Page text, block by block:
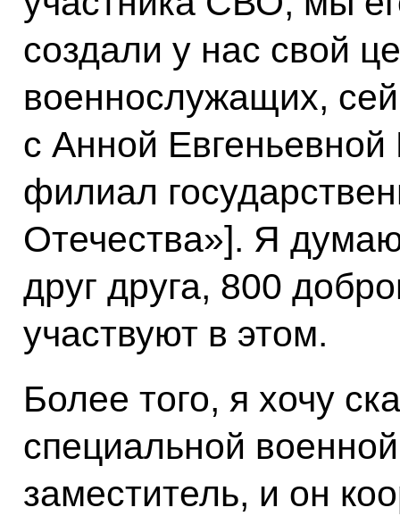
создали у нас свой
военнослужащих,
с Анной
филиал
Отечества»]. Я
друг друга, 800
участвуют в этом.
Более того, я хочу
специальной
заместитель, и он